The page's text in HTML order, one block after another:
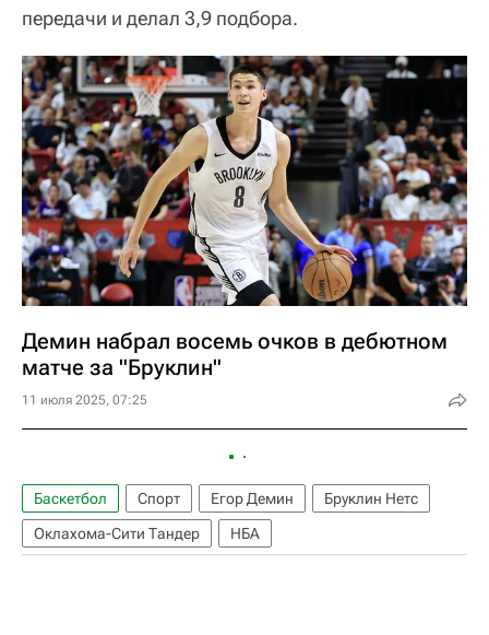
передачи и делал 3,9 подбора.
Демин набрал восемь очков в дебютном
матче за "Бруклин"
11 июля 2025, 07:25
Баскетбол Спорт Егор Демин
Бруклин Нетс
Оклахома-Сити Тандер
НБА